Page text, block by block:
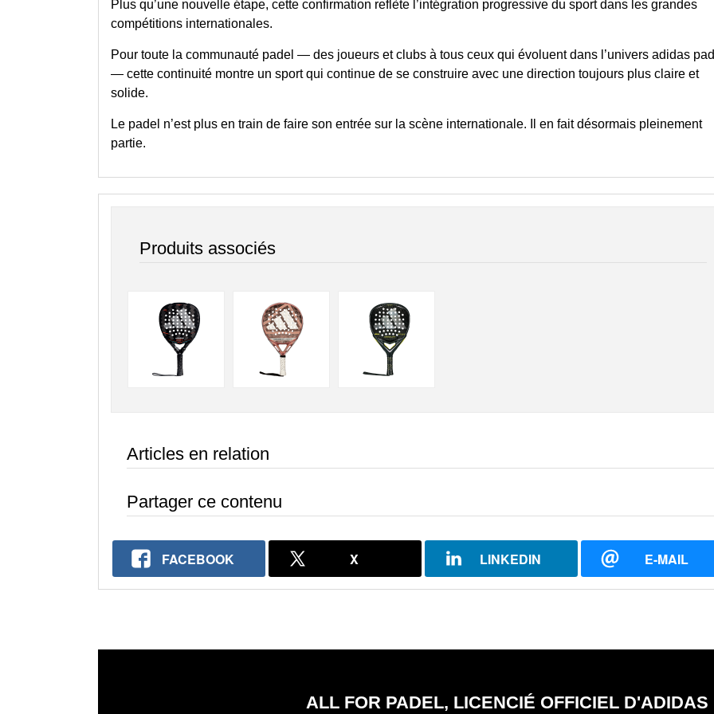
Plus qu’une nouvelle étape, cette confirmation reflète l’intégration progressive du sport dans les grandes
compétitions internationales.
Pour toute la communauté padel — des joueurs et clubs à tous ceux qui évoluent dans l’univers adidas
— cette continuité montre un sport qui continue de se construire avec une direction toujours plus claire et
solide.
Le padel n’est plus en train de faire son entrée sur la scène internationale. Il en fait désormais pleinement
partie.
Produits associés
Articles en relation
Partager ce contenu
FACEBOOK X LINKEDIN E-MAIL
ALL FOR PADEL, LICENCIÉ OFFICIEL D'ADIDAS